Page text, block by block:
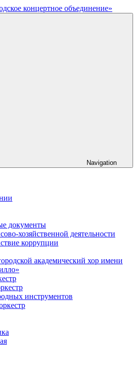
Navigation
документы
хозяйственной деятельности
коррупции
академический хор имени
инструментов